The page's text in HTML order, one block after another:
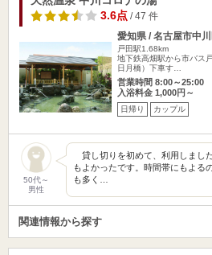
3.6点/ 47 件
愛知県 / 名古屋市中
戸田駅1.68km
地下鉄高畑駅から市バス
日月橋）下車す…
営業時間 8:00～25:00
入浴料金 1,000円～
日帰り カップル
50代～
男性
貸し切りを初めて、利用しまし
もよかったです。時間帯にもよる
も多く…
関連情報から探す